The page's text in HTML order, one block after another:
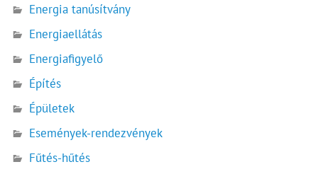
Energia tanúsítvány
Energiaellátás
Energiafigyelő
Építés
Épületek
Események-rendezvények
Fűtés-hűtés